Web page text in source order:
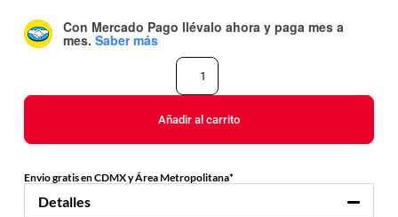
Con Mercado Pago llévalo ahora y paga mes a
mes. Saber más
Añadir al carrito
Envio gratis en CDMX y Área Metropolitana*
Detalles